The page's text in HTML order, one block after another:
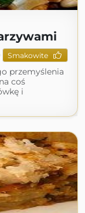
Smakowite
przemyślenia
coś
i